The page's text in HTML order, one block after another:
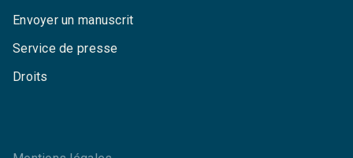
Envoyer un manuscrit
Service de presse
Droits